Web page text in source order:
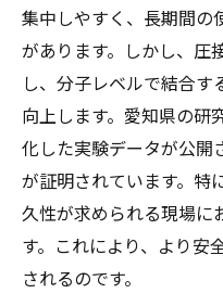
集中しやすく、長期間の
があります。しかし、圧
し、分子レベルで結合
向上します。愛知県の研
化した実験データが公開
が証明されています。特
久性が求められる現場に
す。これにより、より安
されるのです。